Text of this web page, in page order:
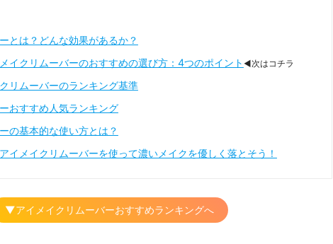
とは？どんな効果があるか？
イクリムーバーのおすすめの選び方：4つのポイント ◀次はコチラ
リムーバーのランキング基準
おすすめ人気ランキング
の基本的な使い方とは？
イメイクリムーバーを使って濃いメイクを優しく落とそう！
▼アイメイクリムーバーおすすめランキングへ